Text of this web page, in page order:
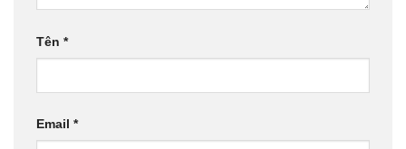
Tên *
Email *